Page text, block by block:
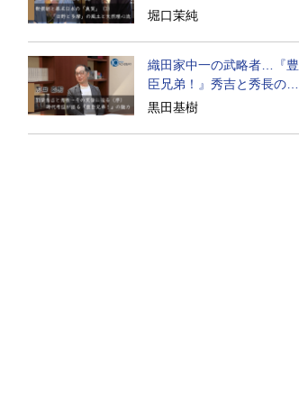
道の気風
堀口茉純
織田家中一の武略者…『豊
臣兄弟！』秀吉と秀長の知
られざる実像
黒田基樹